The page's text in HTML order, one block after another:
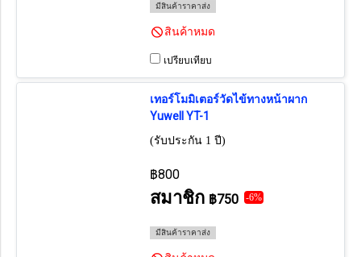
มีสินค้าราคาส่ง
สินค้าหมด
เปรียบเทียบ
เทอร์โมมิเตอร์วัดไข้ทางหน้าผาก
Yuwell YT-1
(รับประกัน 1 ปี)
฿800
สมาชิก ฿750 -6%
มีสินค้าราคาส่ง